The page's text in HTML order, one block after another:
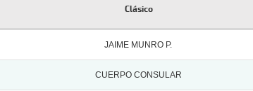
Clásico
JAIME MUNRO P.
CUERPO CONSULAR